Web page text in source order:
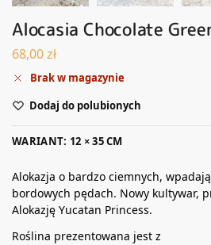
Alocasia Chocolate
68,00zł
Brak w magazynie
Dodaj do polubionych
WARIANT: 12 × 35 CM
Alokazja o bardzo ciemnych,
bordowych pędach. Nowy kultywar,
Alokazję Yucatan Princess.
Roślina prezentowana jest z